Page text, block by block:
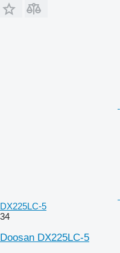
DX225LC-5
34
Doosan DX225LC-5